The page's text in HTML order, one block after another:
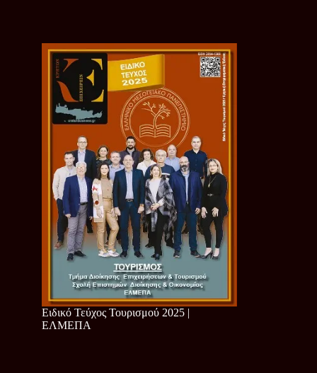
Ειδικό Τεύχος Τουρισμού 2025 |
ΕΛΜΕΠΑ